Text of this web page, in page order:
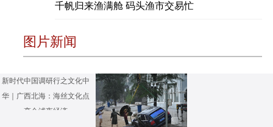
千帆归来渔满舱 码头渔市交易忙
图片新闻
新时代中国调研行之文化中
华｜广西北海：海丝文化点
亮合浦夜经济